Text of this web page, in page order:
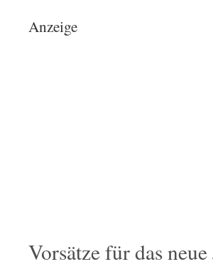
Anzeige
Vorsätze für das